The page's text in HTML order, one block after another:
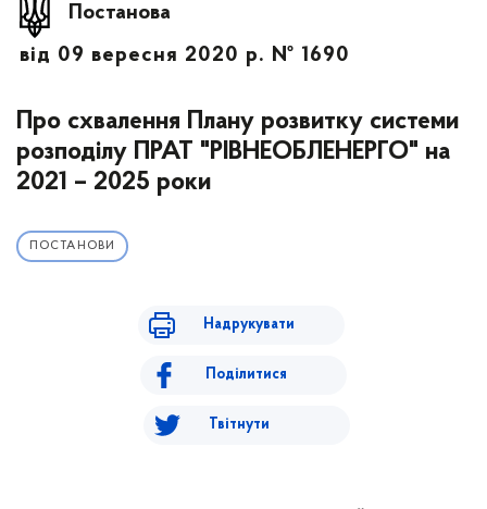
Постанова
від 09 вересня 2020 р. № 1690
Про схвалення Плану розвитку системи
розподілу ПРАТ "РІВНЕОБЛЕНЕРГО" на
2021 – 2025 роки
ПОСТАНОВИ
Надрукувати
Поділитися
Твітнути